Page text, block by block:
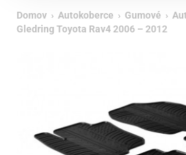
Domov › Autokoberce › Gumové ›
Gledring Toyota Rav4 2006 – 2012